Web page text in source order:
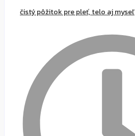
čistý pôžitok pre pleť, telo aj myseľ